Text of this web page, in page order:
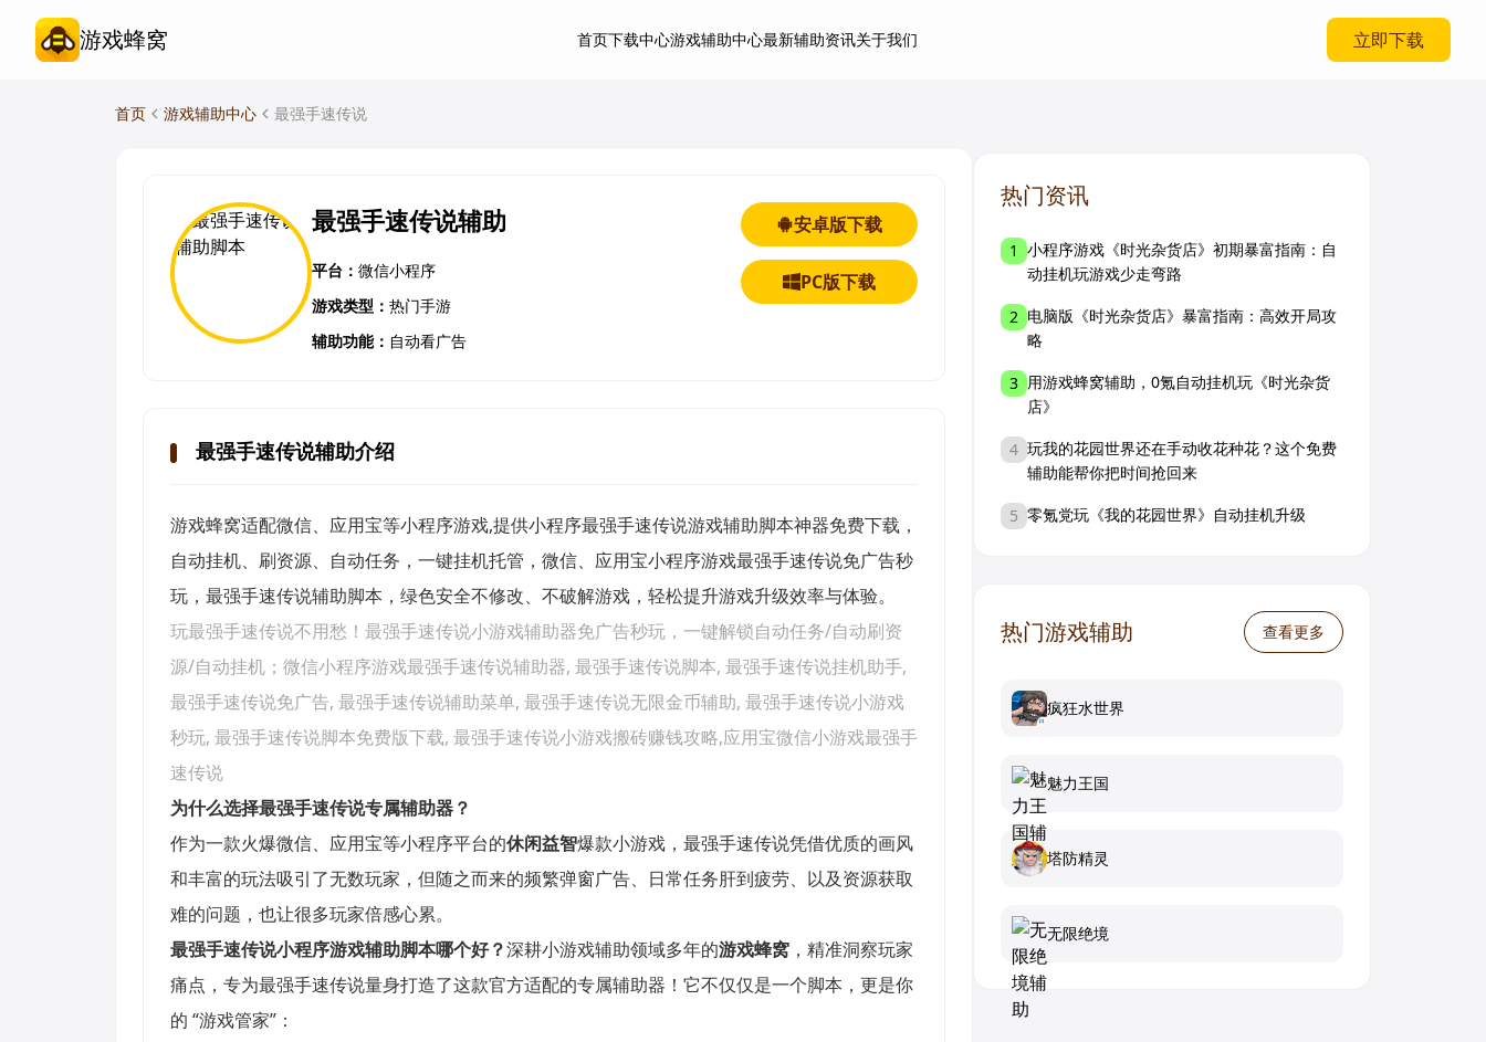
游戏蜂窝 首页下载中心游戏辅助中心最新辅助资讯关于我们 立即下载
首页 游戏辅助中心 最强手速传说
最强手速传说辅助
平台： 微信小程序
游戏类型： 热门手游
辅助功能： 自动看广告
安卓版下载
PC版下载
最强手速传说辅助介绍
游戏蜂窝适配微信、应用宝等小程序游戏,提供小程序最强手速传说游戏辅助脚本神器免费下载，
自动挂机、刷资源、自动任务，一键挂机托管，微信、应用宝小程序游戏最强手速传说免广告秒
玩，最强手速传说辅助脚本，绿色安全不修改、不破解游戏，轻松提升游戏升级效率与体验。
玩最强手速传说不用愁！ 最强手速传说小游戏辅助器免广告秒玩，一键解锁自动任务/自动刷资
源/自动挂机 ； 微信小程序游戏最强手速传说辅助器, 最强手速传说脚本, 最强手速传说挂机助手,
最强手速传说免广告, 最强手速传说辅助菜单, 最强手速传说无限金币辅助, 最强手速传说小游戏
秒玩, 最强手速传说脚本免费版下载, 最强手速传说小游戏搬砖赚钱攻略,应用宝微信小游戏最强手
速传说
为什么选择最强手速传说专属辅助器？
作为一款火爆微信、应用宝等小程序平台的休闲益智爆款小游戏，最强手速传说凭借优质的画风
和丰富的玩法吸引了无数玩家，但随之而来的频繁弹窗广告、日常任务肝到疲劳、以及资源获取
难的问题，也让很多玩家倍感心累。
最强手速传说小程序游戏辅助脚本哪个好？深耕小游戏辅助领域多年的游戏蜂窝 ，精准洞察玩家
痛点，专为最强手速传说量身打造了这款官方适配的专属辅助器！它不仅仅是一个脚本，更是你
的 “游戏管家”：
热门资讯
1 小程序游戏《时光杂货店》初期暴富指南：自
动挂机玩游戏少走弯路
2 电脑版《时光杂货店》暴富指南：高效开局攻
略
3 用游戏蜂窝辅助，0氪自动挂机玩《时光杂货
店》
4 玩我的花园世界还在手动收花种花？这个免费
辅助能帮你把时间抢回来
5 零氪党玩《我的花园世界》自动挂机升级
热门游戏辅助 查看更多
疯狂水世界
魅力王国
塔防精灵
无限绝境